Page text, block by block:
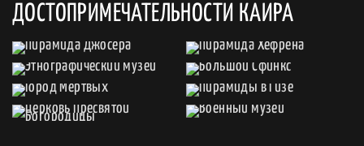
ДОСТОПРИМЕЧАТЕЛЬНОСТИ КАИРА